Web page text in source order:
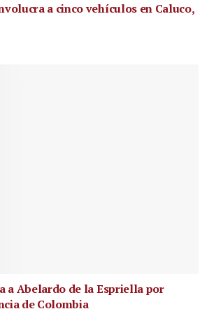
a cinco vehículos en Caluco,
a Abelardo de la Espriella por
de Colombia